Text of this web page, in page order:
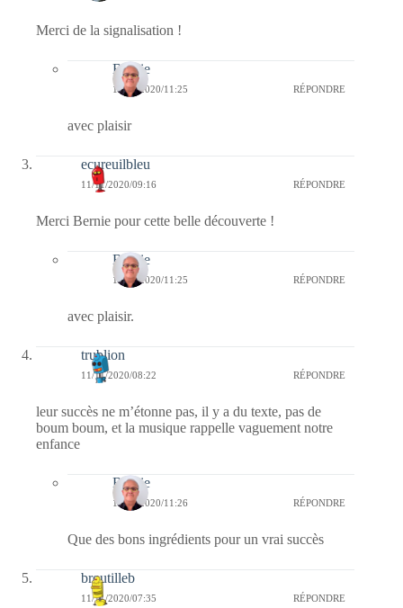
Merci de la signalisation !
Bernie
11/11/2020/11:25 RÉPONDRE
avec plaisir
ecureuilbleu
11/11/2020/09:16 RÉPONDRE
Merci Bernie pour cette belle découverte !
Bernie
11/11/2020/11:25 RÉPONDRE
avec plaisir.
trublion
11/11/2020/08:22 RÉPONDRE
leur succès ne m’étonne pas, il y a du texte, pas de
boum boum, et la musique rappelle vaguement notre
enfance
Bernie
11/11/2020/11:26 RÉPONDRE
Que des bons ingrédients pour un vrai succès
broutilleb
11/11/2020/07:35 RÉPONDRE